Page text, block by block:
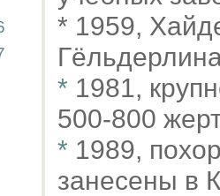
* 1959,
* 1981,
500-800
* 1989,
занесены в